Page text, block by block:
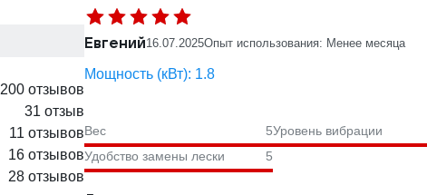
200 отзывов
31 отзыв
11 отзывов
16 отзывов
28 отзывов
Евгений16.07.2025Опыт использования: Менее месяца
Мощность (кВт): 1.8
Вес 5Уровень вибрации
Удобство замены лески
5